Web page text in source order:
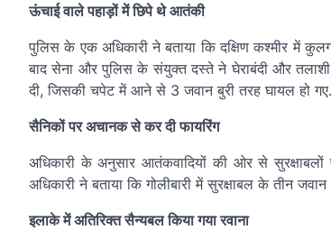
ऊंचाई वाले पहाड़ों में छिपे थे आतंकी
पुलिस के एक अधिकारी ने बताया कि दक्षिण कश्मीर में
बाद सेना और पुलिस के संयुक्त दस्ते ने घेराबंदी और
दी, जिसकी चपेट में आने से 3 जवान बुरी तरह घायल हो गए.
सैनिकों पर अचानक से कर दी फायरिंग
अधिकारी के अनुसार आतंकवादियों की ओर से सुरक्षाबलों
अधिकारी ने बताया कि गोलीबारी में सुरक्षाबल के तीन
इलाके में अतिरिक्त सैन्यबल किया गया रवाना